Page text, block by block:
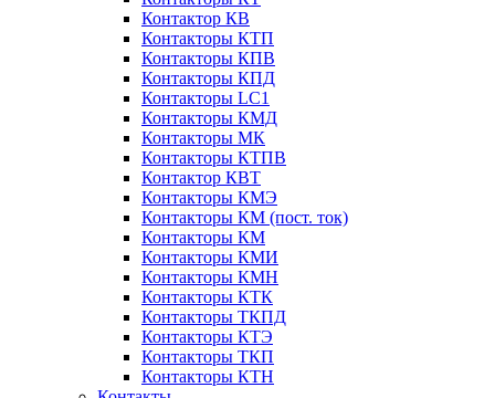
Контактор КВ
Контакторы КТП
Контакторы КПВ
Контакторы КПД
Контакторы LC1
Контакторы КМД
Контакторы МК
Контакторы КТПВ
Контактор КВТ
Контакторы КМЭ
Контакторы КМ (пост. ток)
Контакторы КМ
Контакторы КМИ
Контакторы КМН
Контакторы КТК
Контакторы ТКПД
Контакторы КТЭ
Контакторы ТКП
Контакторы КТН